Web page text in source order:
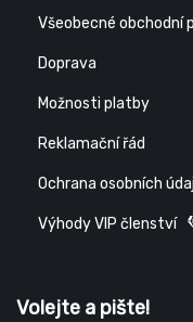
Všeobecné obchodní
Doprava
Možnosti platby
Reklamační řád
Ochrana osobních
Výhody VIP členství
Volejte a pište!